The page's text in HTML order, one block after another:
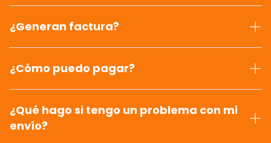
¿Generan factura?
¿Cómo puedo pagar?
¿Qué hago si tengo un problema con mi
envío?